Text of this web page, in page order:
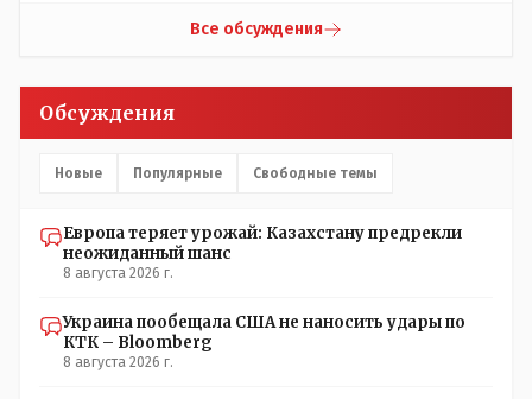
Все обсуждения
Обсуждения
Новые Популярные Свободные темы
Европа теряет урожай: Казахстану предрекли
неожиданный шанс
8 августа 2026 г.
Украина пообещала США не наносить удары по
КТК – Bloomberg
8 августа 2026 г.